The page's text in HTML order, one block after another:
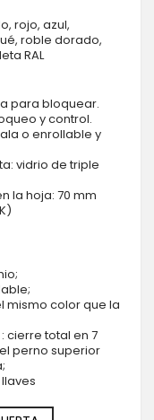
rojo, azul,
roble dorado,
RAL
para bloquear.
y control.
o enrollable y
vidrio de triple
la hoja: 70 mm
mismo color que la
cierre total en 7
perno superior